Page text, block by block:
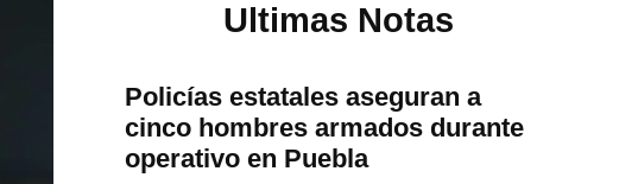
Ultimas Notas
Policías estatales aseguran a
cinco hombres armados durante
operativo en Puebla